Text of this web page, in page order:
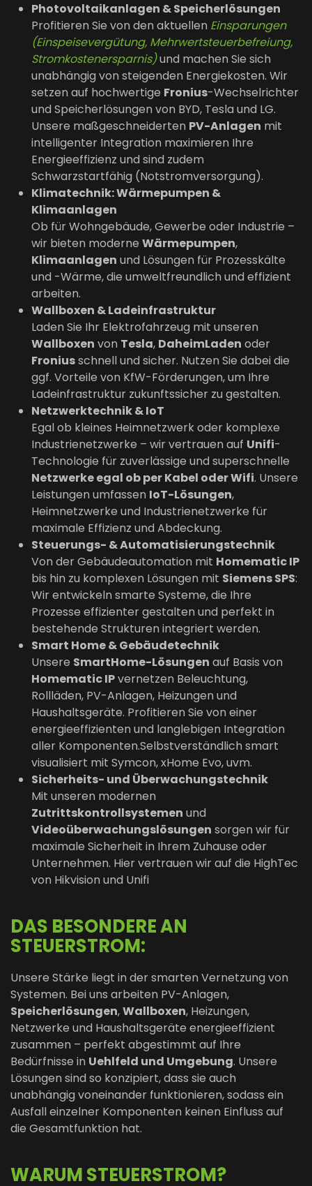
Photovoltaikanlagen & Speicherlösungen
Profitieren Sie von den aktuellen Einsparungen
(Einspeisevergütung, Mehrwertsteuerbefreiung,
Stromkostenersparnis)und machen Sie sich
unabhängig von steigenden Energiekosten. Wir
setzen auf hochwertige Fronius-Wechselrichter
und Speicherlösungen von BYD, Tesla und LG.
Unsere maßgeschneiderten PV-Anlagen mit
intelligenter Integration maximieren Ihre
Energieeffizienz und sind zudem
Schwarzstartfähig (Notstromversorgung).
Klimatechnik: Wärmepumpen &
Klimaanlagen
Ob für Wohngebäude, Gewerbe oder Industrie –
wir bieten moderne Wärmepumpen,
Klimaanlagen und Lösungen für Prozesskälte
und -Wärme, die umweltfreundlich und effizient
arbeiten.
Wallboxen & Ladeinfrastruktur
Laden Sie Ihr Elektrofahrzeug mit unseren
Wallboxen von Tesla, DaheimLaden oder
Froniusschnell und sicher. Nutzen Sie dabei die
ggf. Vorteile von KfW-Förderungen, um Ihre
Ladeinfrastruktur zukunftssicher zu gestalten.
Netzwerktechnik & IoT
Egal ob kleines Heimnetzwerk oder komplexe
Industrienetzwerke – wir vertrauen auf Unifi-
Technologie für zuverlässige und superschnelle
Netzwerke egal ob per Kabel oder Wifi. Unsere
Leistungen umfassen IoT-Lösungen,
Heimnetzwerke und Industrienetzwerke für
maximale Effizienz und Abdeckung.
Steuerungs- & Automatisierungstechnik
Von der Gebäudeautomation mit Homematic IP
bis hin zu komplexen Lösungen mit Siemens SPS:
Wir entwickeln smarte Systeme, die Ihre
Prozesse effizienter gestalten und perfekt in
bestehende Strukturen integriert werden.
Smart Home & Gebäudetechnik
Unsere SmartHome-Lösungen auf Basis von
Homematic IPvernetzen Beleuchtung,
Rollläden, PV-Anlagen, Heizungen und
Haushaltsgeräte. Profitieren Sie von einer
energieeffizienten und langlebigen Integration
aller Komponenten.Selbstverständlich smart
visualisiert mit Symcon, xHome Evo, uvm.
Sicherheits- und Überwachungstechnik
Mit unseren modernen
Zutrittskontrollsystemen und
Videoüberwachungslösungen sorgen wir für
maximale Sicherheit in Ihrem Zuhause oder
Unternehmen. Hier vertrauen wir auf die HighTec
von Hikvision und Unifi
DAS BESONDERE AN
STEUERSTROM:
Unsere Stärke liegt in der smarten Vernetzung von
Systemen. Bei uns arbeiten PV-Anlagen,
Speicherlösungen,Wallboxen, Heizungen,
Netzwerke und Haushaltsgeräte energieeffizient
zusammen – perfekt abgestimmt auf Ihre
Bedürfnisse in Uehlfeld und Umgebung. Unsere
Lösungen sind so konzipiert, dass sie auch
unabhängig voneinander funktionieren, sodass ein
Ausfall einzelner Komponenten keinen Einfluss auf
die Gesamtfunktion hat.
WARUM STEUERSTROM?